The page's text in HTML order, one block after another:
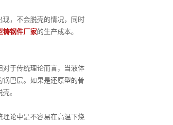
，不会脱壳的情况，同时
铸钢件厂家的生产成本。
对于传统理论而言，当液体
巴层。如果是还原型的骨
。
论中是不容易在高温下烧